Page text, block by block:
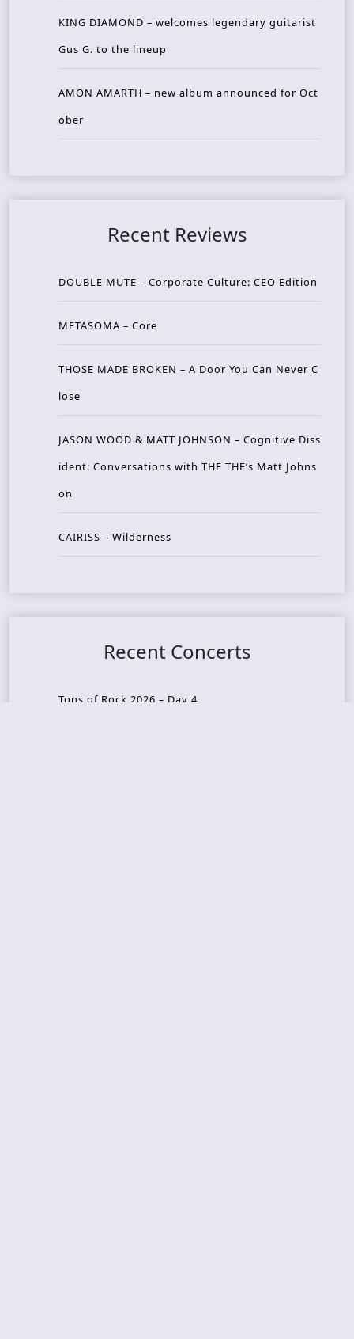
KING DIAMOND – welcomes legendary guitarist
Gus G. to the lineup
AMON AMARTH – new album announced for Oct
ober
Recent Reviews
DOUBLE MUTE – Corporate Culture: CEO Edition
METASOMA – Core
THOSE MADE BROKEN – A Door You Can Never C
lose
JASON WOOD & MATT JOHNSON – Cognitive Diss
ident: Conversations with THE THE’s Matt Johns
on
CAIRISS – Wilderness
Recent Concerts
Tons of Rock 2026 – Day 4